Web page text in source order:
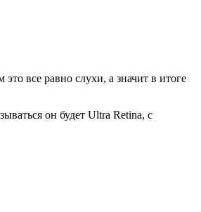
все равно слухи, а значит в итоге
он будет Ultra Retina, с